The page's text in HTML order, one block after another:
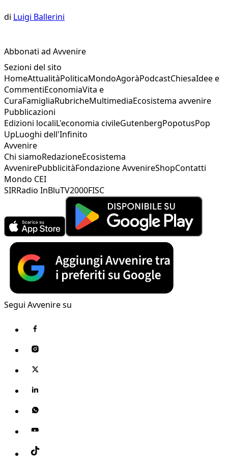
di Luigi Ballerini
Abbonati ad Avvenire
Sezioni del sito
HomeAttualitàPoliticaMondoAgoràPodcastChiesaIdee e
CommentiEconomiaVita e
CuraFamigliaRubricheMultimediaEcosistema avvenire
Pubblicazioni
Edizioni localiL'economia civileGutenbergPopotusPop
UpLuoghi dell'Infinito
Avvenire
Chi siamoRedazioneEcosistema
AvvenirePubblicitàFondazione AvvenireShopContatti
Mondo CEI
SIRRadio InBluTV2000FISC
Segui Avvenire su